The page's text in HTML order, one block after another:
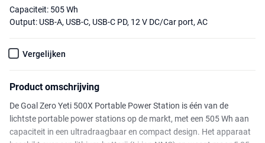
Capaciteit: 505 Wh
Output: USB-A, USB-C, USB-C PD, 12 V DC/Car port, AC
Vergelijken
Product omschrijving
De Goal Zero Yeti 500X Portable Power Station is één van de
lichtste portable power stations op de markt, met een 505 Wh aan
capaciteit in een ultradraagbaar en compact design. Het apparaat